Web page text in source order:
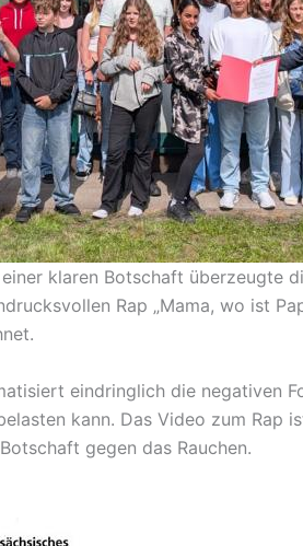
klaren Botschaft überzeugte
Rap „Mama, wo ist
eindringlich die negativen
kann. Das Video zum Rap
gegen das Rauchen.